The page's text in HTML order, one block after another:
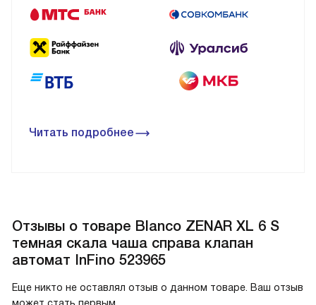
Читать подробнее
Отзывы о товаре Blanco ZENAR XL 6 S
темная скала чаша справа клапан
автомат InFino 523965
Еще никто не оставлял отзыв о данном товаре. Ваш отзыв